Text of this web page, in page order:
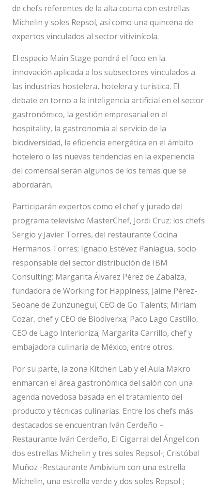
de chefs referentes de la alta cocina con estrellas
Michelin y soles Repsol, así como una quincena de
expertos vinculados al sector vitivinícola.
El espacio Main Stage pondrá el foco en la
innovación aplicada a los subsectores vinculados a
las industrias hostelera, hotelera y turística. El
debate en torno a la inteligencia artificial en el sector
gastronómico, la gestión empresarial en el
hospitality, la gastronomía al servicio de la
biodiversidad, la eficiencia energética en el ámbito
hotelero o las nuevas tendencias en la experiencia
del comensal serán algunos de los temas que se
abordarán.
Participarán expertos como el chef y jurado del
programa televisivo MasterChef, Jordi Cruz; los chefs
Sergio y Javier Torres, del restaurante Cocina
Hermanos Torres; Ignacio Estévez Paniagua, socio
responsable del sector distribución de IBM
Consulting; Margarita Álvarez Pérez de Zabalza,
fundadora de Working for Happiness; Jaime Pérez-
Seoane de Zunzunegui, CEO de Go Talents; Miriam
Cozar, chef y CEO de Biodiverxa; Paco Lago Castillo,
CEO de Lago Interioriza; Margarita Carrillo, chef y
embajadora culinaria de México, entre otros.
Por su parte, la zona Kitchen Lab y el Aula Makro
enmarcan el área gastronómica del salón con una
agenda novedosa basada en el tratamiento del
producto y técnicas culinarias. Entre los chefs más
destacados se encuentran Iván Cerdeño –
Restaurante Iván Cerdeño, El Cigarral del Ángel con
dos estrellas Michelin y tres soles Repsol-; Cristóbal
Muñoz -Restaurante Ambivium con una estrella
Michelin, una estrella verde y dos soles Repsol-;